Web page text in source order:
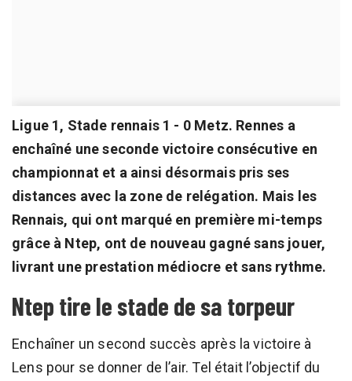
Ligue 1, Stade rennais 1 - 0 Metz. Rennes a
enchaîné une seconde victoire consécutive en
championnat et a ainsi désormais pris ses
distances avec la zone de relégation. Mais les
Rennais, qui ont marqué en première mi-temps
grâce à Ntep, ont de nouveau gagné sans jouer,
livrant une prestation médiocre et sans rythme.
Ntep tire le stade de sa torpeur
Enchaîner un second succès après la victoire à
Lens pour se donner de l’air. Tel était l’objectif du